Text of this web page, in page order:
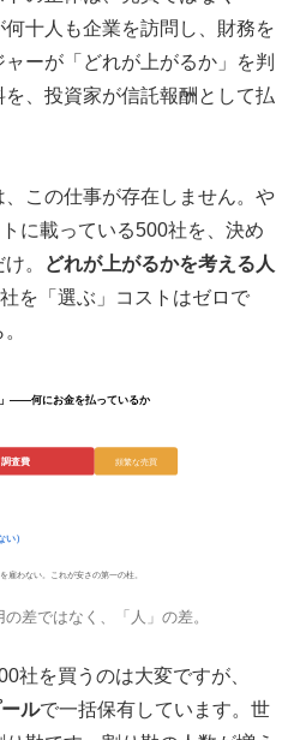
十人も企業を訪問し、財務を
ーが「どれが上がるか」を判
、投資家が信託報酬として払
この仕事が存在しません。や
に載っている500社を、決め
。
どれが上がるかを考える人
を「選ぶ」コストはゼロで
——何にお金を払っているか
査費 頻繁な売買
）
雇わない。これが安さの第一の柱。
差ではなく、「人」の差。
社を買うのは大変ですが、
ルで一括保有しています。世